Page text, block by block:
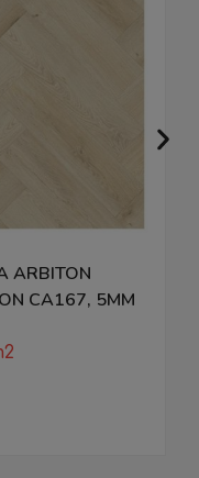
ARBITON
CA167, 5MM